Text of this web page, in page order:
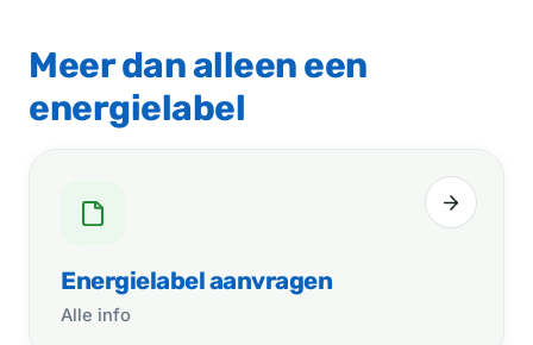
Meer dan alleen een
energielabel
Energielabel aanvragen
Alle info